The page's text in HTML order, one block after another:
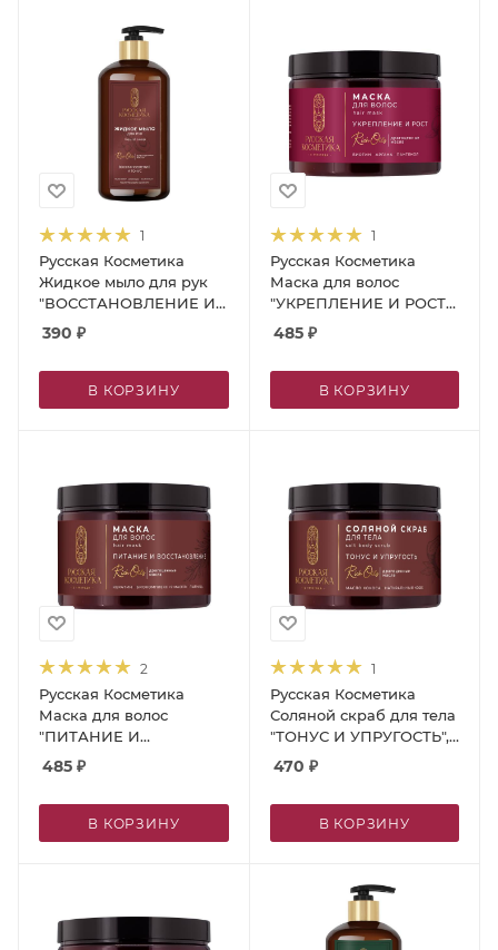
1
Русская Косметика
Жидкое мыло для рук
"ВОССТАНОВЛЕНИЕ И
ТОНУС", 600 мл
390 ₽
В КОРЗИНУ
1
Русская Косметика
Маска для волос
"УКРЕПЛЕНИЕ И РОСТ",
300 мл
485₽
В КОРЗИНУ
2
Русская Косметика
Маска для волос
"ПИТАНИЕ И
ВОССТАНОВЛЕНИЕ",
485 ₽
В КОРЗИНУ
1
Русская Косметика
Соляной скраб для тела
"ТОНУС И УПРУГОСТЬ",
440 г
470 ₽
В КОРЗИНУ